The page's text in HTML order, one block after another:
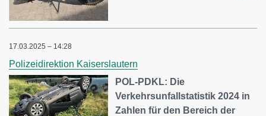
17.03.2025 – 14:28
Polizeidirektion Kaiserslautern
POL-PDKL: Die
Verkehrsunfallstatistik 2024 in
Zahlen für den Bereich der